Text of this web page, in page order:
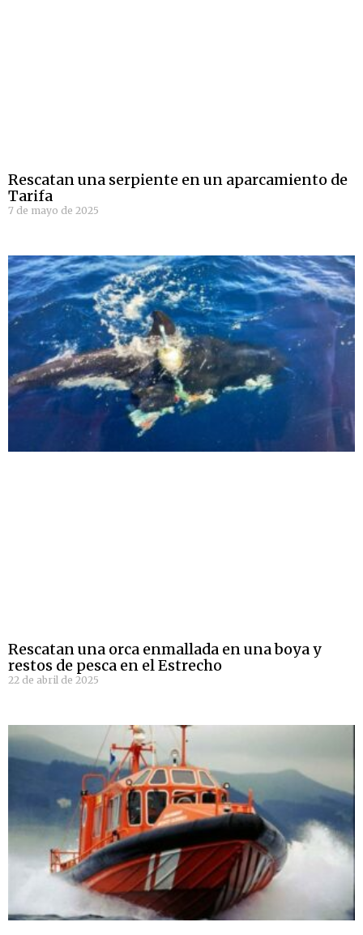
Rescatan una serpiente en un aparcamiento de
Tarifa
7 de mayo de 2025
Rescatan una orca enmallada en una boya y
restos de pesca en el Estrecho
22 de abril de 2025